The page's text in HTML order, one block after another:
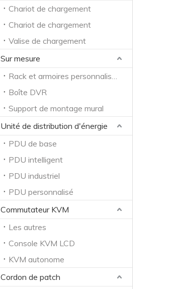
Chariot de chargement
Chariot de chargement
Valise de chargement
Sur mesure
Rack et armoires personnalisés
Boîte DVR
Support de montage mural
Unité de distribution d'énergie
PDU de base
PDU intelligent
PDU industriel
PDU personnalisé
Commutateur KVM
Les autres
Console KVM LCD
KVM autonome
Cordon de patch